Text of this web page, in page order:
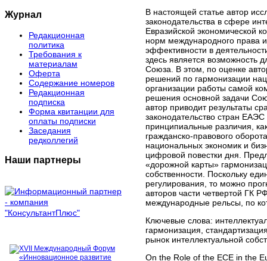
Журнал
Редакционная
политика
Требования к
материалам
Оферта
Содержание номеров
Редакционная
подписка
Форма квитанции для
оплаты подписки
Заседания
редколлегий
Наши партнеры
В настоящей статье автор
законодательства в сфере
Евразийской экономической
норм международного права
эффективности в
здесь является возможность
Союза. В этом, по оценке
решений по гармонизации
организации работы самой
решения основной задачи
автор приводит результаты
законодательство стран
принципиальные различия,
гражданско-правового
национальных экономик и
цифровой повестки дня.
«дорожной карты»
собственности. Поскольку
регулирования, то можно
авторов части четвертой ГК
международные рельсы, по
Ключевые слова:
гармонизация,
рынок интеллектуальной
On the Role of the ECE in the